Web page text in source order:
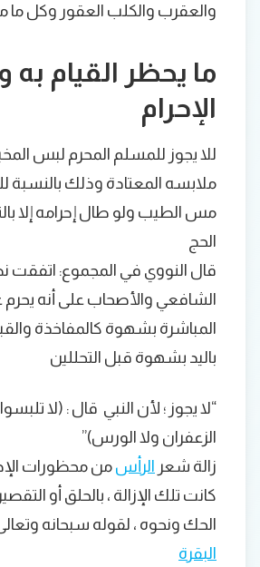
والعقرب والكلب العقور وكل ما
ما يحظر القيام
الإحرام
للا يجوز للمسلم المحرم لبس
ملابسه المعتادة وذلك بالنسبة
مس الطيب ولو طال إحرامه إلا
الحج
قال النووي في المجموع:
الشافعي والأصحاب على أنه يحرم
المباشرة بشهوة كالمفاخذة
باليد بشهوة قبل التحللين
“لا يجوز ؛ لأن النبي قال : (لا
الزعفران ولا الورس)”
زالة شعر الرأس من محظورات
كانت تلك الإزالة ، بالحلق أو
الحك ونحوه ، لقوله سبحانه
البقرة